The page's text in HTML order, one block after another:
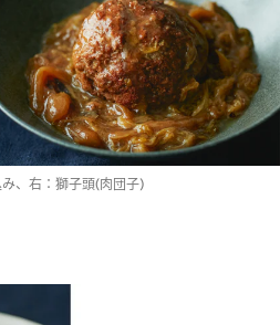
、右：獅子頭(肉団子)